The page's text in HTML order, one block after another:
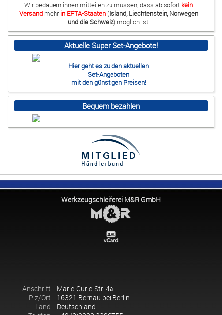
Wir bedauern ihnen mitteilen zu müssen, dass ab sofort kein
Versandmehrin EFTA-Staaten(Island, Liechtenstein, Norwegen
und die Schweiz) möglich ist!
Aktuelle Super Set-Angebote!
Hier geht es zu den aktuellen
Set-Angeboten
mit den günstigen Preisen!
Bequem bezahlen
Werkzeugschleiferei M&R GmbH
Anschrift:
Marie-Curie-Str. 4a
Plz/Ort:
16321 Bernau bei Berlin
Land:
Deutschland